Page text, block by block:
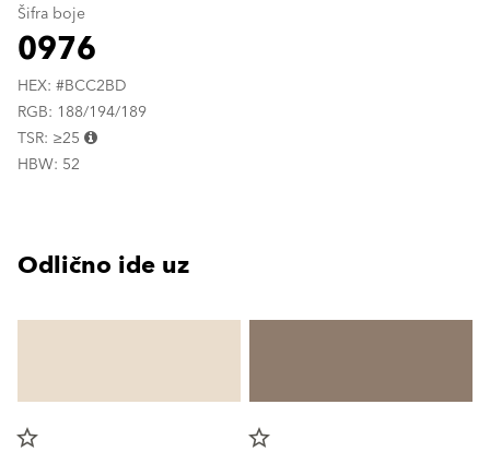
Šifra boje
0976
HEX: #BCC2BD
RGB: 188/194/189
TSR: ≥25
HBW: 52
Odlično ide uz
star_border
star_border